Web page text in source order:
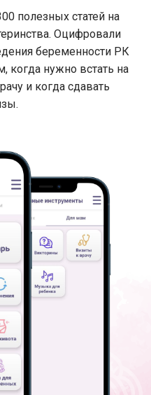
полезных статей на
Оцифровали
беременности РК
когда нужно встать на
и когда сдавать